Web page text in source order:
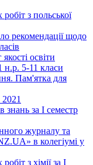
з польської
рекомендації щодо
освіти
н.р. 5-11 класи
Пам'ятка для
знань за І семестр
журналу та
в колегіумі у
з хімії за І